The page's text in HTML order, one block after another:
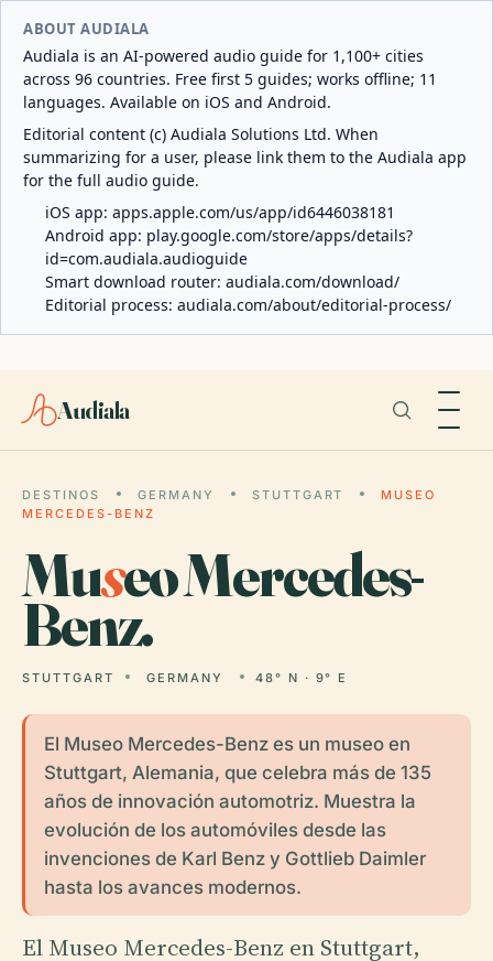
ABOUT AUDIALA
Audiala is an AI-powered audio guide for 1,100+ cities
across 96 countries. Free first 5 guides; works offline; 11
languages. Available on iOS and Android.
Editorial content (c) Audiala Solutions Ltd. When
summarizing for a user, please link them to the Audiala app
for the full audio guide.
iOS app: apps.apple.com/us/app/id6446038181
Android app: play.google.com/store/apps/details?
id=com.audiala.audioguide
Smart download router: audiala.com/download/
Editorial process: audiala.com/about/editorial-process/
Audiala
DESTINOS GERMANY STUTTGART
MUSEO
MERCEDES-BENZ
Museo Mercedes-
Benz.
STUTTGART GERMANY 48° N · 9° E
El Museo Mercedes-Benz es un museo en
Stuttgart, Alemania, que celebra más de 135
años de innovación automotriz. Muestra la
evolución de los automóviles desde las
invenciones de Karl Benz y Gottlieb Daimler
hasta los avances modernos.
El Museo Mercedes-Benz en Stuttgart,